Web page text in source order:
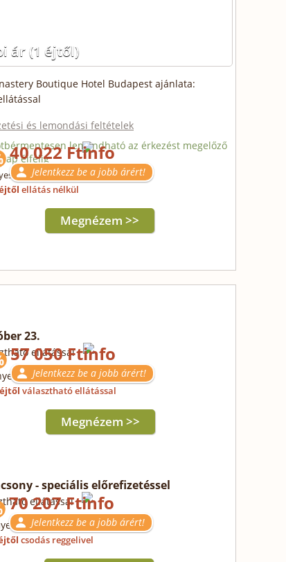
ár(1 éjtől)
Boutique Hotel Budapest ajánlata:
és lemondási feltételek
lemondható az érkezést megelőző
éjfélig
2027.08.05-ig
40 022 Ft
Jelentkezz be a jobb árért!
ellátás nélkül
Megnézem >>
23.
ellátással
10.22-25.
57 050 Ft
Jelentkezz be a jobb árért!
választható ellátással
Megnézem >>
- speciális előrefizetéssel
ellátással
12.23-28.
70 207 Ft
Jelentkezz be a jobb árért!
csodás reggelivel